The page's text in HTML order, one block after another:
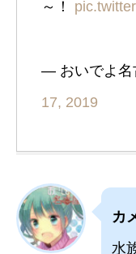
～！
— おいでよ名
17, 2019
カ
水